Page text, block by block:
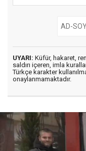
UYARI: Küfür, hakaret,
saldırı içeren, imla
Türkçe karakter
onaylanmamaktadır.